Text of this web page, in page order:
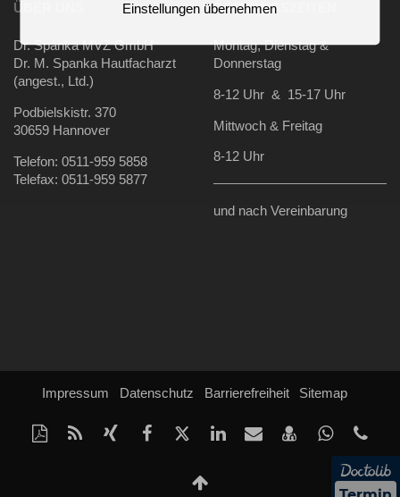
ÜBER UNS
Dr. Spanka MVZ GmbH
Dr. M. Spanka Hautfacharzt
(angest., Ltd.)
Podbielskistr. 370
30659 Hannover
Telefon: 0511-959 5858
Telefax: 0511-959 5877
ÖFFNUNGSZEITEN
Montag, Dienstag &
Donnerstag
8-12 Uhr & 15-17 Uhr
Mittwoch & Freitag
8-12 Uhr
und nach Vereinbarung
Impressum Datenschutz Barrierefreiheit Sitemap
Diese
Seite
RSS-
Feed
Auf
Xing
Auf
Facebook
Auf
Twitter
LinkedIn
Per
Mail
vCard
speichern
Auf
Whatsapp
teilen
Einstellungen übernehmen